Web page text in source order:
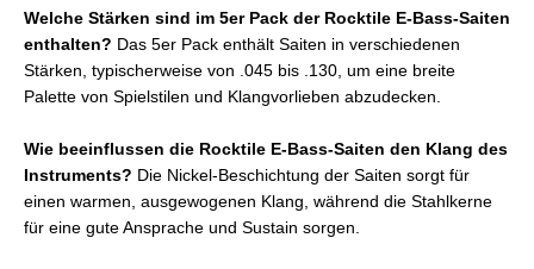
Welche Stärken sind im 5er Pack der Rocktile E-Bass-Saiten
enthalten? Das 5er Pack enthält Saiten in verschiedenen
Stärken, typischerweise von .045 bis .130, um eine breite
Palette von Spielstilen und Klangvorlieben abzudecken.
Wie beeinflussen die Rocktile E-Bass-Saiten den Klang des
Instruments? Die Nickel-Beschichtung der Saiten sorgt für
einen warmen, ausgewogenen Klang, während die Stahlkerne
für eine gute Ansprache und Sustain sorgen.